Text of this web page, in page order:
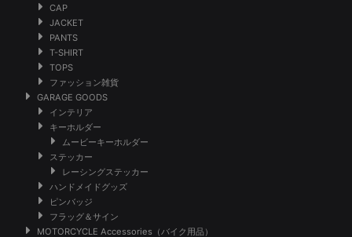
CAP
JACKET
PANTS
T-SHIRT
TOPS
ファッション雑貨
GARAGE GOODS
インテリア
キーホルダー
ムービーキーホルダー
ステッカー
レーシングステッカー
ハンドメイドグッズ
ピンバッジ
フラッグ＆サイン
MOTORCYCLE Accessories（バイク用品）